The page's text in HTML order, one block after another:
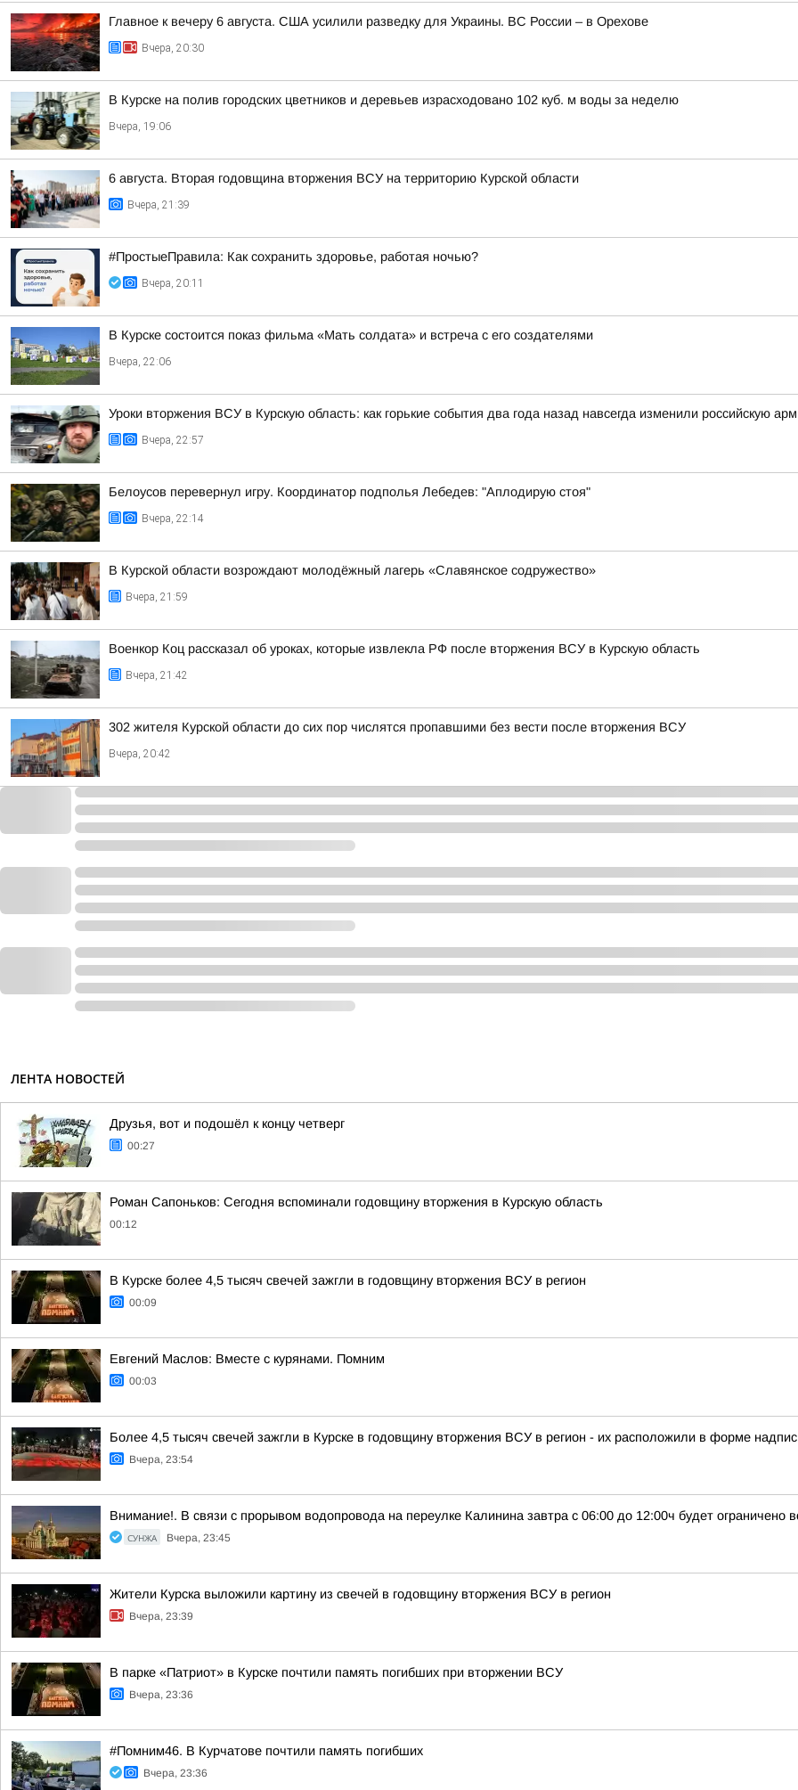
Главное к вечеру 6 августа. США усилили разведку для Украины. ВС России – в Орехове
Вчера, 20:30
В Курске на полив городских цветников и деревьев израсходовано 102 куб. м воды за неделю
Вчера, 19:06
6 августа. Вторая годовщина вторжения ВСУ на территорию Курской области
Вчера, 21:39
#ПростыеПравила: Как сохранить здоровье, работая ночью?
Вчера, 20:11
В Курске состоится показ фильма «Мать солдата» и встреча с его создателями
Вчера, 22:06
Уроки вторжения ВСУ в Курскую область: как горькие события два года назад навсегда изменили российскую
Вчера, 22:57
Белоусов перевернул игру. Координатор подполья Лебедев: "Аплодирую стоя"
Вчера, 22:14
В Курской области возрождают молодёжный лагерь «Славянское содружество»
Вчера, 21:59
Военкор Коц рассказал об уроках, которые извлекла РФ после вторжения ВСУ в Курскую область
Вчера, 21:42
302 жителя Курской области до сих пор числятся пропавшими без вести после вторжения ВСУ
Вчера, 20:42
ЛЕНТА НОВОСТЕЙ
Друзья, вот и подошёл к концу четверг
00:27
Роман Сапоньков: Сегодня вспоминали годовщину вторжения в Курскую область
00:12
В Курске более 4,5 тысяч свечей зажгли в годовщину вторжения ВСУ в регион
00:09
Евгений Маслов: Вместе с курянами. Помним
00:03
Более 4,5 тысяч свечей зажгли в Курске в годовщину вторжения ВСУ в регион - их расположили в форме
Вчера, 23:54
Внимание!. В связи с прорывом водопровода на переулке Калинина завтра с 06:00 до 12:00ч будет ограничено
СУНЖА Вчера, 23:45
Жители Курска выложили картину из свечей в годовщину вторжения ВСУ в регион
Вчера, 23:39
В парке «Патриот» в Курске почтили память погибших при вторжении ВСУ
Вчера, 23:36
#Помним46. В Курчатове почтили память погибших
Вчера, 23:36